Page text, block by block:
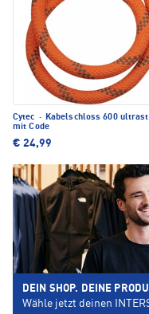
Cytec ·
Kabelschloss 600
mit Code
€ 24,99
DEIN SHOP. DEINE
Wähle jetzt deinen